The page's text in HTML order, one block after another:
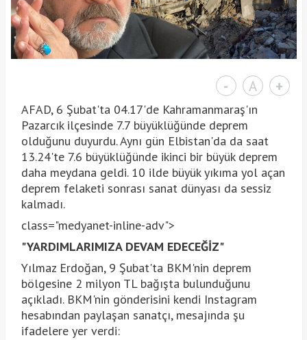
- A +
AFAD, 6 Şubat'ta 04.17'de Kahramanmaraş'ın
Pazarcık ilçesinde 7.7 büyüklüğünde deprem
olduğunu duyurdu. Aynı gün Elbistan'da da saat
13.24'te 7.6 büyüklüğünde ikinci bir büyük deprem
daha meydana geldi. 10 ilde büyük yıkıma yol açan
deprem felaketi sonrası sanat dünyası da sessiz
kalmadı.
class="medyanet-inline-adv">
"YARDIMLARIMIZA DEVAM EDECEĞİZ"
Yılmaz Erdoğan, 9 Şubat'ta BKM'nin deprem
bölgesine 2 milyon TL bağışta bulunduğunu
açıkladı. BKM'nin gönderisini kendi Instagram
hesabından paylaşan sanatçı, mesajında şu
ifadelere yer verdi: